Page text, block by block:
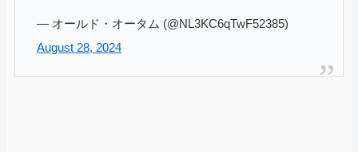
— オールド・オータム (@NL3KC6qTwF52385)
August 28, 2024